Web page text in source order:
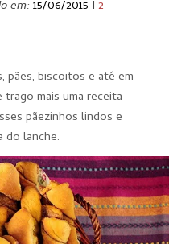
em:15/06/2015 I 2
pães, biscoitos e até em
mais uma receita
pãezinhos lindos e
do lanche.